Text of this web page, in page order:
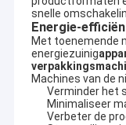
snelle
Energie-
Met toenemende
energiezuinig
Machines van de
Verminder het
Minimaliseer
Verbeter de